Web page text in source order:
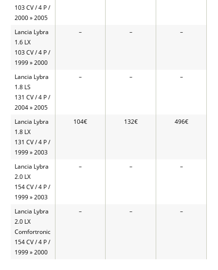
103 CV / 4 P /
2000 » 2005
Lancia Lybra
1.6 LX
103 CV / 4 P /
1999 » 2000
– – –
Lancia Lybra
1.8 LS
131 CV / 4 P /
2004 » 2005
– – –
Lancia Lybra
1.8 LX
131 CV / 4 P /
1999 » 2003
104€ 132€ 496€
Lancia Lybra
2.0 LX
154 CV / 4 P /
1999 » 2003
– – –
Lancia Lybra
2.0 LX
Comfortronic
154 CV / 4 P /
1999 » 2000
– – –